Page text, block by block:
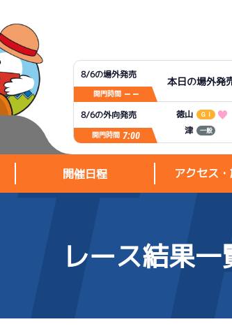
8/6の場外発売
開門時間 — —
本日の場外発
8/6の外向発売
開門時間 7:00
徳山 ＧⅠ
津 一般
開催日程 アクセス
施設案
レース結果一